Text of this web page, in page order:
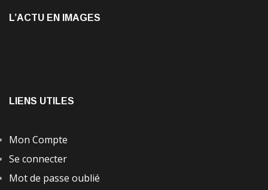
L’ACTU EN IMAGES
LIENS UTILES
Mon Compte
Se connecter
Mot de passe oublié